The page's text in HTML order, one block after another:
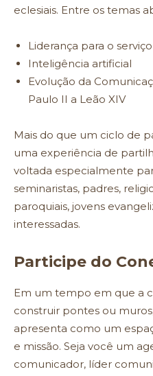
eclesiais. Entre os temas
Liderança para o serviço
Inteligência artificial
Evolução da
Paulo II a Leão XIV
Mais do que um ciclo de
uma experiência de
voltada especialmente
seminaristas, padres,
paroquiais, jovens
interessadas.
Participe do
Em um tempo em que a
construir pontes ou
apresenta como um
e missão. Seja você um
comunicador, líder